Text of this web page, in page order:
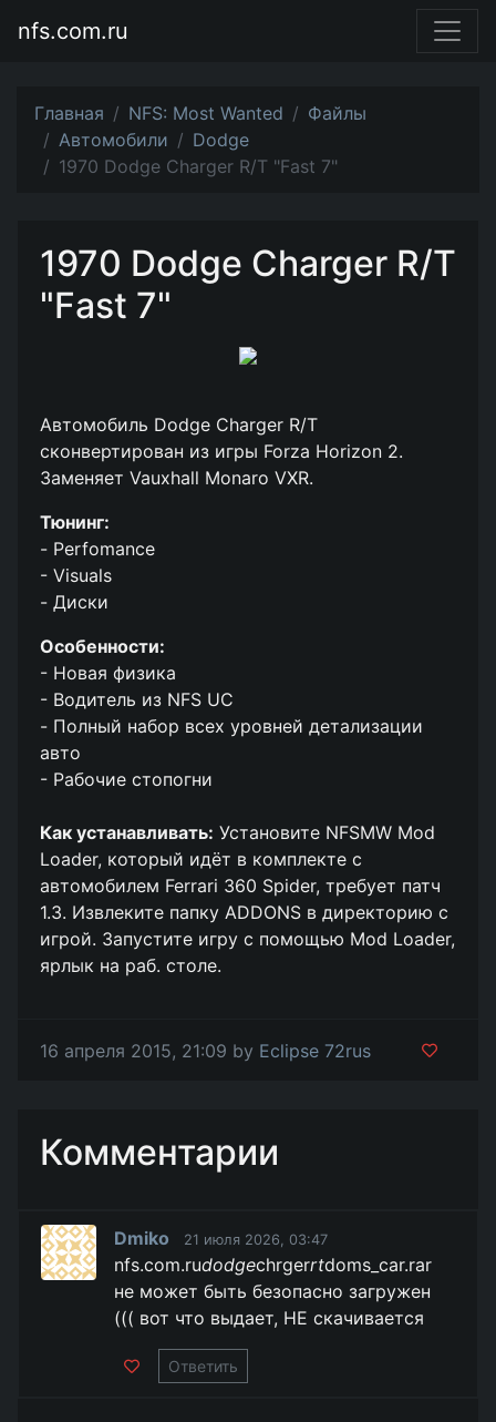
nfs.com.ru
Главная NFS: Most Wanted
Файлы
Автомобили
Dodge
1970 Dodge Charger R/T "Fast 7"
1970 Dodge Charger R/T
"Fast 7"
Автомобиль Dodge Charger R/T
сконвертирован из игры Forza Horizon 2.
Заменяет Vauxhall Monaro VXR.
Тюнинг:
- Perfomance
- Visuals
- Диски
Особенности:
- Новая физика
- Водитель из NFS UC
- Полный набор всех уровней детализации
авто
- Рабочие стопогни
Как устанавливать: Установите NFSMW Mod
Loader, который идёт в комплекте с
автомобилем Ferrari 360 Spider, требует патч
1.3. Извлеките папку ADDONS в директорию с
игрой. Запустите игру с помощью Mod Loader,
ярлык на раб. столе.
16 апреля 2015, 21:09 by Eclipse 72rus
Комментарии
Dmiko 21 июля 2026, 03:47
nfs.com.rudodgechrgerrtdoms_car.rar
не может быть безопасно загружен
((( вот что выдает, НЕ скачивается
Ответить